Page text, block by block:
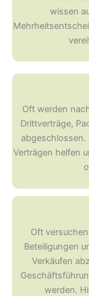
wissen
Oft werden
Drittverträge,
abgeschlossen.
Verträgen helfen
Oft
Beteiligungen
Verkäufen
werden.